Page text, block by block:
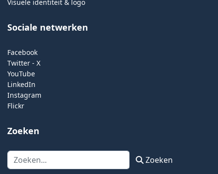
Visuele identiteit & logo
Sociale netwerken
Facebook
Twitter - X
YouTube
LinkedIn
Instagram
Flickr
Zoeken
Zoeken Zoeken